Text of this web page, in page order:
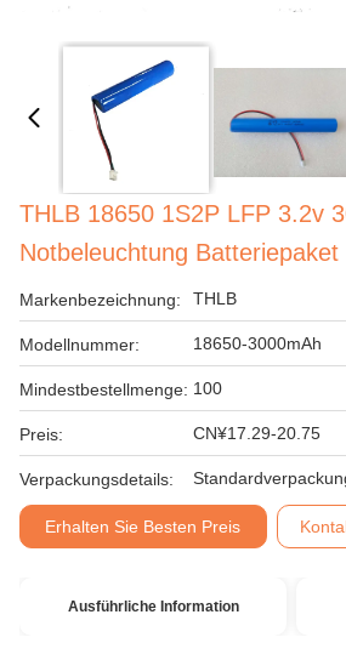
THLB 18650 1S2P LFP 3.2v
Notbeleuchtung Batteriepaket
Markenbezeichnung: THLB
Modellnummer: 18650-3000mAh
Mindestbestellmenge: 100
Preis: CN¥17.29-20.75
Verpackungsdetails:
Erhalten Sie Besten Preis
Ausführliche Information